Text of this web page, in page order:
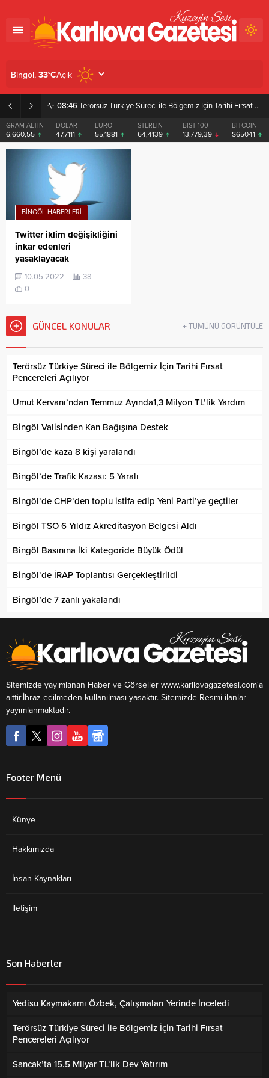
08:46 Terörsüz Türkiye Süreci ile Bölgemiz İçin Tarihi Fırsat Pencereleri Açılıyor
GRAM ALTIN
6.660,55
DOLAR
47,7111
EURO
55,1881
STERLİN
64,4139
BIST 100
13.779,39
BITCOIN
$65041
Bingöl, 33°CAçık
BINGÖL HABERLERI
Twitter iklim değişikliğini
inkar edenleri
yasaklayacak
10.05.2022
38
0
GÜNCEL KONULAR + TÜMÜNÜ GÖRÜNTÜLE
Terörsüz Türkiye Süreci ile Bölgemiz İçin Tarihi Fırsat
Pencereleri Açılıyor
Umut Kervanı’ndan Temmuz Ayında1,3 Milyon TL’lik Yardım
Bingöl Valisinden Kan Bağışına Destek
Bingöl’de kaza 8 kişi yaralandı
Bingöl’de Trafik Kazası: 5 Yaralı
Bingöl’de CHP’den toplu istifa edip Yeni Parti’ye geçtiler
Bingöl TSO 6 Yıldız Akreditasyon Belgesi Aldı
Bingöl Basınına İki Kategoride Büyük Ödül
Bingöl’de İRAP Toplantısı Gerçekleştirildi
Bingöl’de 7 zanlı yakalandı
Sitemizde yayımlanan Haber ve Görseller www.karliovagazetesi.com'a
aittir.İbraz edilmeden kullanılması yasaktır. Sitemizde Resmi ilanlar
yayımlanmaktadır.
Footer Menü
Künye
Hakkımızda
İnsan Kaynakları
İletişim
Son Haberler
Yedisu Kaymakamı Özbek, Çalışmaları Yerinde İnceledi
Terörsüz Türkiye Süreci ile Bölgemiz İçin Tarihi Fırsat
Pencereleri Açılıyor
Sancak’ta 15.5 Milyar TL’lik Dev Yatırım